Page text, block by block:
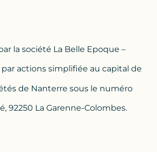
la société La Belle Epoque –
par actions simplifiée au capital de
de Nanterre sous le numéro
92250 La Garenne-Colombes.